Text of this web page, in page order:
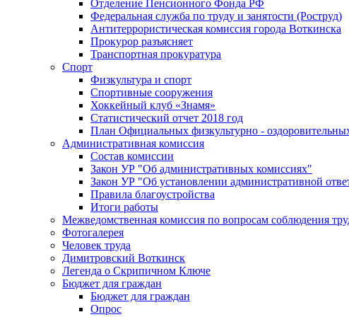
Отделение Пенсионного Фонда РФ
Федеральная служба по труду и занятости (Роструд)
Антитеррористическая комиссия города Воткинска
Прокурор разъясняет
Транспортная прокуратура
Спорт
Физкультура и спорт
Спортивные сооружения
Хоккейный клуб «Знамя»
Статистический отчет 2018 год
План Официальных физкультурно -
Административная комиссия
Состав комиссии
Закон УР "Об административных комиссиях"
Закон УР "Об установлении административной
Правила благоустройства
Итоги работы
Межведомственная комиссия по вопросам соблюдения
Фотогалерея
Человек труда
Димитровский Воткинск
Легенда о Скрипичном Ключе
Бюджет для граждан
Бюджет для граждан
Опрос